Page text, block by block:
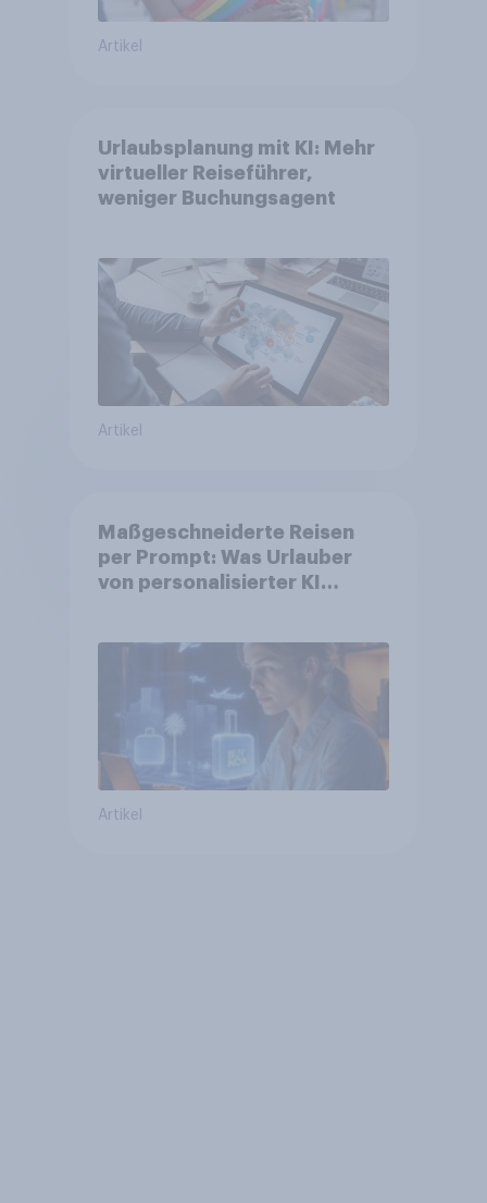
Artikel
Urlaubsplanung mit KI: Mehr
virtueller Reiseführer,
weniger Buchungsagent
Artikel
Maßgeschneiderte Reisen
per Prompt: Was Urlauber
von personalisierter KI
bereits genutzt werden
Artikel